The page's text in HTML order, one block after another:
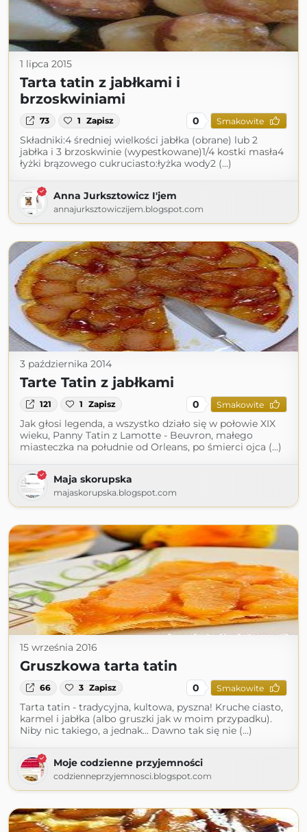
1 lipca 2015
Tarta tatin z jabłkami i
brzoskwiniami
73 1 Zapisz 0 Smakowite
Składniki:4 średniej wielkości jabłka (obrane) lub 2
jabłka i 3 brzoskwinie (wypestkowane)1/4 kostki masła4
łyżki brązowego cukruciasto:łyżka wody2 (...)
Anna Jurksztowicz I'jem
annajurksztowiczijem.blogspot.com
3 października 2014
Tarte Tatin z jabłkami
121 1 Zapisz 0 Smakowite
Jak głosi legenda, a wszystko działo się w połowie XIX
wieku, Panny Tatin z Lamotte - Beuvron, małego
miasteczka na południe od Orleans, po śmierci ojca (...)
Maja skorupska
majaskorupska.blogspot.com
15 września 2016
Gruszkowa tarta tatin
66 3 Zapisz 0 Smakowite
Tarta tatin - tradycyjna, kultowa, pyszna! Kruche ciasto,
karmel i jabłka (albo gruszki jak w moim przypadku).
Niby nic takiego, a jednak... Dawno tak się nie (...)
Moje codzienne przyjemności
codzienneprzyjemnosci.blogspot.com